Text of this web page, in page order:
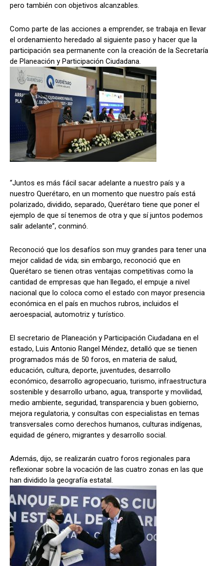
pero también con objetivos alcanzables.
Como parte de las acciones a emprender, se trabaja en llevar
el ordenamiento heredado al siguiente paso y hacer que la
participación sea permanente con la creación de la Secretaría
de Planeación y Participación Ciudadana.
“Juntos es más fácil sacar adelante a nuestro país y a
nuestro Querétaro, en un momento que nuestro país está
polarizado, dividido, separado, Querétaro tiene que poner el
ejemplo de que sí tenemos de otra y que sí juntos podemos
salir adelante”, conminó.
Reconoció que los desafíos son muy grandes para tener una
mejor calidad de vida; sin embargo, reconoció que en
Querétaro se tienen otras ventajas competitivas como la
cantidad de empresas que han llegado, el empuje a nivel
nacional que lo coloca como el estado con mayor presencia
económica en el país en muchos rubros, incluidos el
aeroespacial, automotriz y turístico.
El secretario de Planeación y Participación Ciudadana en el
estado, Luis Antonio Rangel Méndez, detalló que se tienen
programados más de 50 foros, en materia de salud,
educación, cultura, deporte, juventudes, desarrollo
económico, desarrollo agropecuario, turismo, infraestructura
sostenible y desarrollo urbano, agua, transporte y movilidad,
medio ambiente, seguridad, transparencia y buen gobierno,
mejora regulatoria, y consultas con especialistas en temas
transversales como derechos humanos, culturas indígenas,
equidad de género, migrantes y desarrollo social.
Además, dijo, se realizarán cuatro foros regionales para
reflexionar sobre la vocación de las cuatro zonas en las que
han dividido la geografía estatal.